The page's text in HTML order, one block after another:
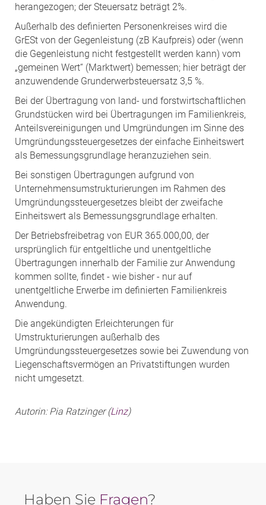
herangezogen; der Steuersatz beträgt 2%.
Außerhalb des definierten Personenkreises wird die
GrESt von der Gegenleistung (zB Kaufpreis) oder (wenn
die Gegenleistung nicht festgestellt werden kann) vom
„gemeinen Wert“ (Marktwert) bemessen; hier beträgt der
anzuwendende Grunderwerbsteuersatz 3,5 %.
Bei der Übertragung von land- und forstwirtschaftlichen
Grundstücken wird bei Übertragungen im Familienkreis,
Anteilsvereinigungen und Umgründungen im Sinne des
Umgründungssteuergesetzes der einfache Einheitswert
als Bemessungsgrundlage heranzuziehen sein.
Bei sonstigen Übertragungen aufgrund von
Unternehmensumstrukturierungen im Rahmen des
Umgründungssteuergesetzes bleibt der zweifache
Einheitswert als Bemessungsgrundlage erhalten.
Der Betriebsfreibetrag von EUR 365.000,00, der
ursprünglich für entgeltliche und unentgeltliche
Übertragungen innerhalb der Familie zur Anwendung
kommen sollte, findet - wie bisher - nur auf
unentgeltliche Erwerbe im definierten Familienkreis
Anwendung.
Die angekündigten Erleichterungen für
Umstrukturierungen außerhalb des
Umgründungssteuergesetzes sowie bei Zuwendung von
Liegenschaftsvermögen an Privatstiftungen wurden
nicht umgesetzt.
Autorin: Pia Ratzinger (Linz)
Haben Sie Fragen?